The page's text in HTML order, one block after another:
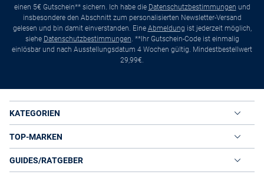
einen 5€ Gutschein** sichern. Ich habe die Datenschutzbestimmungen und
insbesondere den Abschnitt zum personalisierten Newsletter-Versand
gelesen und bin damit einverstanden. Eine Abmeldung ist jederzeit möglich,
siehe Datenschutzbestimmungen. **Ihr Gutschein-Code ist einmalig
einlösbar und nach Ausstellungsdatum 4 Wochen gültig. Mindestbestellwert
29,99€.
KATEGORIEN
TOP-MARKEN
GUIDES/RATGEBER